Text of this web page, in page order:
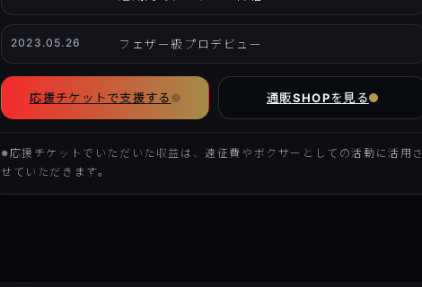
2023.05.26 フェザー級プロデビュー
応援チケットで支援する 通販SHOPを見る
※応援チケットでいただいた収益は、遠征費やボクサーとしての活動に活用さ
せていただきます。